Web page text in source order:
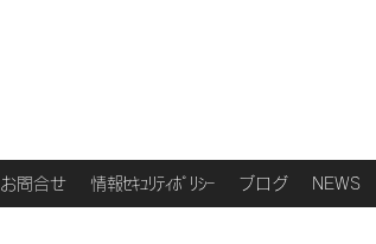
お問合せ 情報ｾｷｭﾘﾃｨﾎﾟﾘｼｰ ブログ NEWS